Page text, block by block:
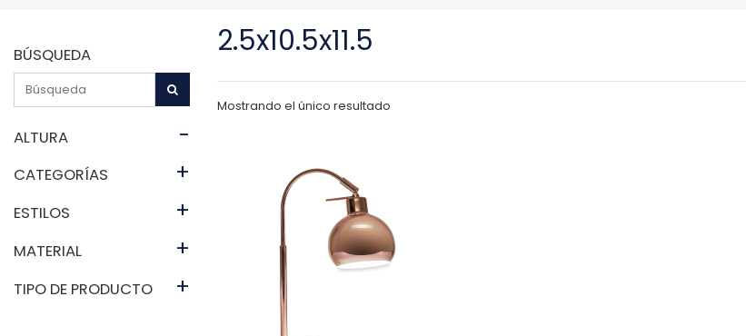
BÚSQUEDA
ALTURA -
CATEGORÍAS +
ESTILOS +
MATERIAL +
TIPO DE PRODUCTO +
2.5x10.5x11.5
Mostrando el único resultado